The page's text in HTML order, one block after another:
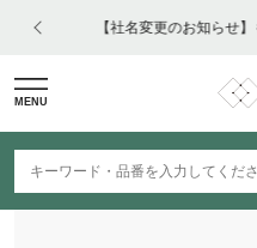
【社名変更のお知らせ
MENU